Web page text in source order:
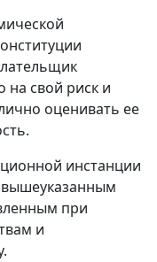
на свой риск и
оценивать ее
инстанции
вышеуказанным
при
и